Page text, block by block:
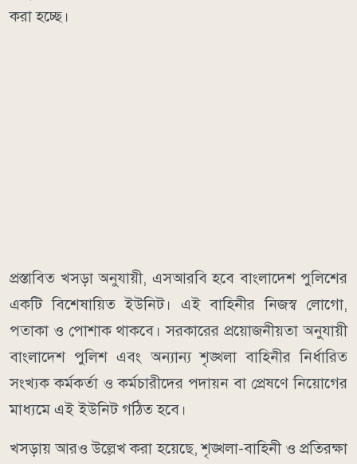
করা হচ্ছে।
প্রস্তাবিত খসড়া অনুযায়ী, এসআরবি হবে বাংলাদেশ পুলিশের
একটি বিশেষায়িত ইউনিট। এই বাহিনীর নিজস্ব লোগো,
পতাকা ও পোশাক থাকবে। সরকারের প্রয়োজনীয়তা অনুযায়ী
বাংলাদেশ পুলিশ এবং অন্যান্য শৃঙ্খলা বাহিনীর নির্ধারিত
সংখ্যক কর্মকর্তা ও কর্মচারীদের পদায়ন বা প্রেষণে নিয়োগের
মাধ্যমে এই ইউনিট গঠিত হবে।
খসড়ায় আরও উল্লেখ করা হয়েছে, শৃঙ্খলা-বাহিনী ও প্রতিরক্ষা